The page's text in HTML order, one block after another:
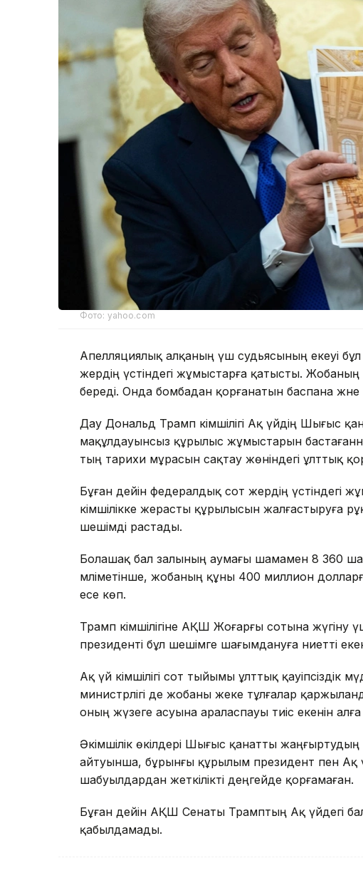
Фото: yahoo.com
Апелляциялық алқаның үш судьясының екеуі
жердің үстіндегі жұмыстарға қатысты. Жобаның
береді. Онда бомбадан қорғанатын баспана
Дау Дональд Трамп әкімшілігі Ақ үйдің Шығыс
мақұлдауынсыз құрылыс жұмыстарын
тың тарихи мұрасын сақтау жөніндегі ұлттық
Бұған дейін федералдық сот жердің үстіндегі
әкімшілікке жерасты құрылысын жалғастыруға
шешімді растады.
Болашақ бал залының аумағы шамамен 8 360
мәліметінше, жобаның құны 400 миллион
есе көп.
Трамп әкімшілігіне АҚШ Жоғарғы сотына жүгіну
президенті бұл шешімге шағымдануға ниетті
Ақ үй әкімшілігі сот тыйымы ұлттық қауіпсіздік
министрлігі де жобаны жеке тұлғалар
оның жүзеге асуына араласпауы тиіс екенін
Әкімшілік өкілдері Шығыс қанатты жаңғыртудың
айтуынша, бұрынғы құрылым президент пен Ақ
шабуылдардан жеткілікті деңгейде қорғамаған.
Бұған дейін АҚШ Сенаты Трамптың Ақ үйдегі
қабылдамады.